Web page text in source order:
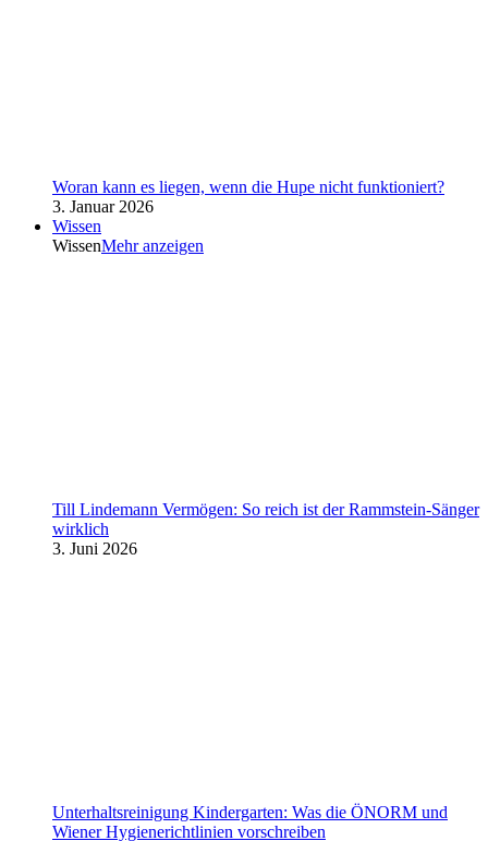
Woran kann es liegen, wenn die Hupe nicht funktioniert?
3. Januar 2026
Wissen
WissenMehr anzeigen
Till Lindemann Vermögen: So reich ist der Rammstein-Sänger
wirklich
3. Juni 2026
Unterhaltsreinigung Kindergarten: Was die ÖNORM und
Wiener Hygienerichtlinien vorschreiben